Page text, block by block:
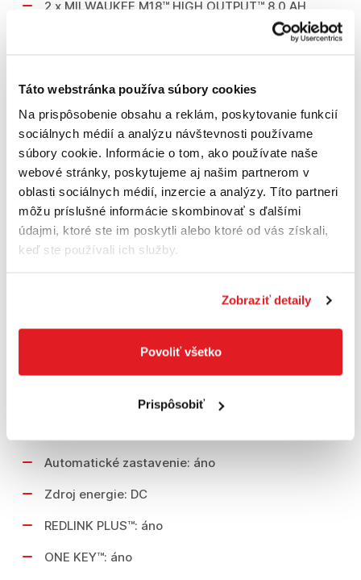
Táto webstránka používa súbory cookies
Na prispôsobenie obsahu a reklám, poskytovanie funkcií
sociálnych médií a analýzu návštevnosti používame
súbory cookie. Informácie o tom, ako používate naše
webové stránky, poskytujeme aj našim partnerom v
oblasti sociálnych médií, inzercie a analýzy. Títo partneri
môžu príslušné informácie skombinovať s ďalšími
údajmi, ktoré ste im poskytli alebo ktoré od vás získali,
keď ste používali ich služby.
Zobraziť detaily
Povoliť všetko
Prispôsobiť
2 x MILWAUKEE M18™ HIGH OUTPUT™ 8.0 AH
M12-18FC
1 x MILWAUKEE Classic kufor
TECHNICKÉ PARAMETRE
Prod. číslo: 4933479420
Hmotnosť s aku (kg): 5,9
Typ produktu: Závitorezy
Automatické zastavenie: áno
Zdroj energie: DC
REDLINK PLUS™: áno
ONE KEY™: áno